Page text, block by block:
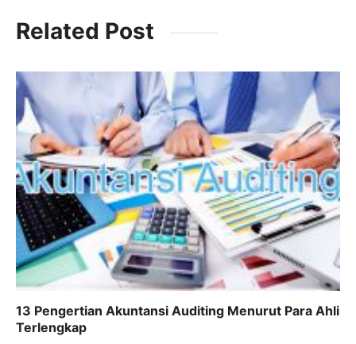
c
e
b
o
o
k
itt
er
ai
l
at
s
A
p
p
a
m
Related Post
13 Pengertian Akuntansi Auditing Menurut Para Ahli
Terlengkap